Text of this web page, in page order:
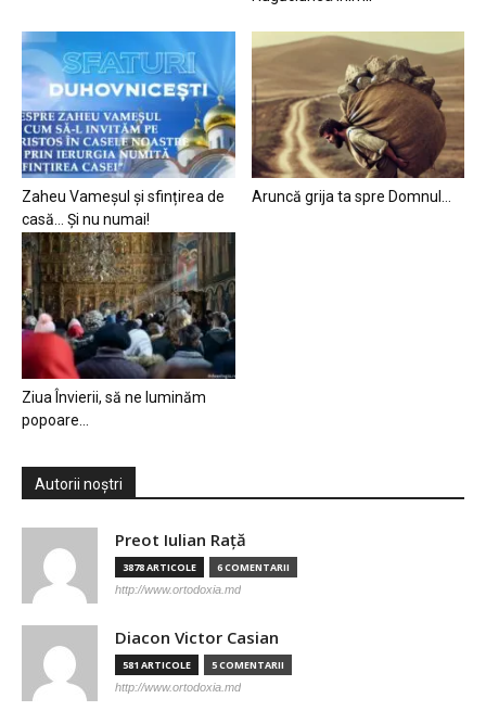
Zaheu Vameșul și sfințirea de
casă… Și nu numai!
Aruncă grija ta spre Domnul…
Ziua Învierii, să ne luminăm
popoare…
Autorii noștri
Preot Iulian Raţă
3878 ARTICOLE 6 COMENTARII
http://www.ortodoxia.md
Diacon Victor Casian
581 ARTICOLE 5 COMENTARII
http://www.ortodoxia.md